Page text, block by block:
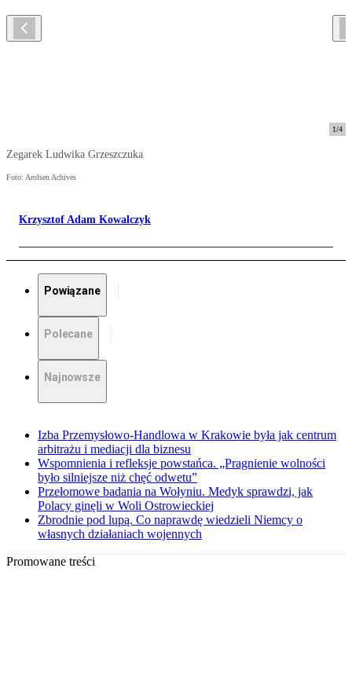
1/4
Zegarek Ludwika Grzeszczuka
Foto: Arolsen Achives
Krzysztof Adam Kowalczyk
Powiązane
Polecane
Najnowsze
Izba Przemysłowo-Handlowa w Krakowie była jak centrum
arbitrażu i mediacji dla biznesu
Wspomnienia i refleksje powstańca. „Pragnienie wolności
było silniejsze niż chęć odwetu”
Przełomowe badania na Wołyniu. Medyk sprawdzi, jak
Polacy ginęli w Woli Ostrowieckiej
Zbrodnie pod lupą. Co naprawdę wiedzieli Niemcy o
własnych działaniach wojennych
Promowane treści